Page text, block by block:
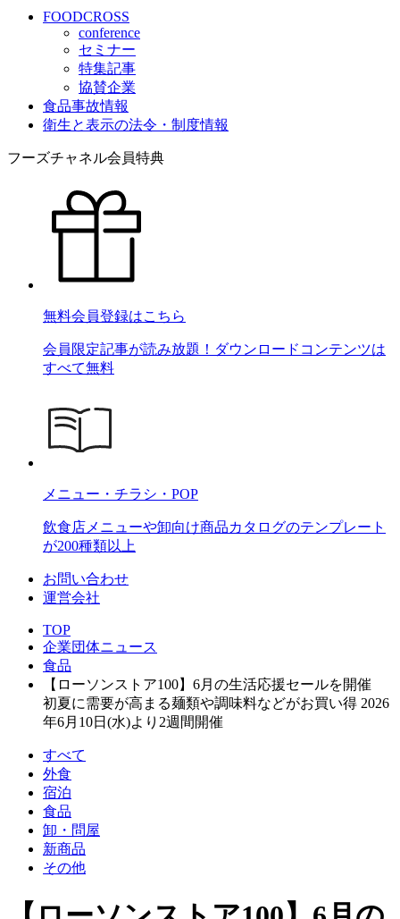
FOODCROSS
conference
セミナー
特集記事
協賛企業
食品事故情報
衛生と表示の法令・制度情報
フーズチャネル会員特典
無料会員登録はこちら
会員限定記事が読み放題！ダウンロードコンテンツは
すべて無料
メニュー・チラシ・POP
飲食店メニューや卸向け商品カタログのテンプレート
が200種類以上
お問い合わせ
運営会社
TOP
企業団体ニュース
食品
【ローソンストア100】6月の生活応援セールを開催
初夏に需要が高まる麺類や調味料などがお買い得 2026
年6月10日(水)より2週間開催
すべて
外食
宿泊
食品
卸・問屋
新商品
その他